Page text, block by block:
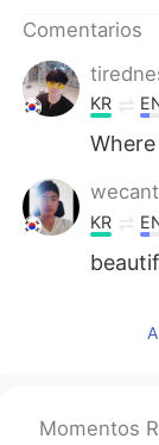
Türkçe
Português
Comentarios
KR
KR
Momentos